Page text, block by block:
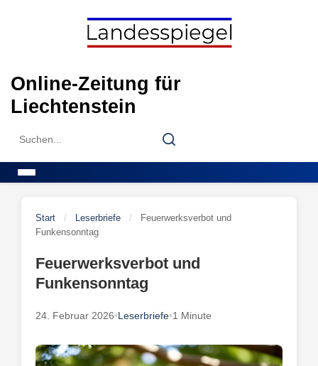
Online-Zeitung für
Liechtenstein
Search
Search
Start / Leserbriefe /
Feuerwerksverbot und
Funkensonntag
Feuerwerksverbot und
Funkensonntag
24. Februar 2026•Leserbriefe•1 Minute